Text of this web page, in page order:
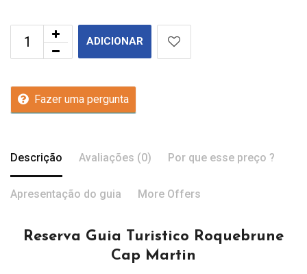
ADICIONAR
Fazer uma pergunta
Descrição Avaliações (0) Por que esse preço ?
Apresentação do guia More Offers
Reserva Guia Turistico Roquebrune
Cap Martin